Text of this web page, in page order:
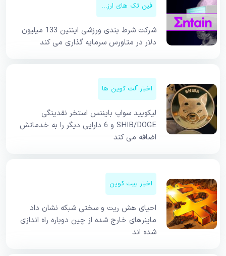
فین تک های ارزهای دیجیتال
شرکت شرط‌ بندی ورزشی اینتین 133 میلیون
دلار در متاورس سرمایه‌ گذاری می کند
اخبار آلت کوین ها
لیکویید سواپ بایننس استخر نقدینگی
SHIB/DOGE و 6 دارایی دیگر را به خدماتش
اضافه می کند
اخبار بیت کوین
احیای هش ریت و سختی شبکه نشان داد
ماینرهای خارج شده از چین دوباره راه اندازی
شده اند